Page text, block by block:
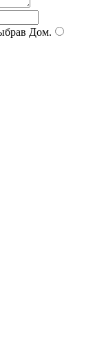
Дом.